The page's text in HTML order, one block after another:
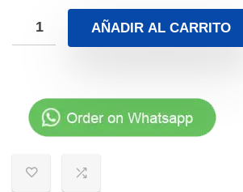
AÑADIR AL CARRITO